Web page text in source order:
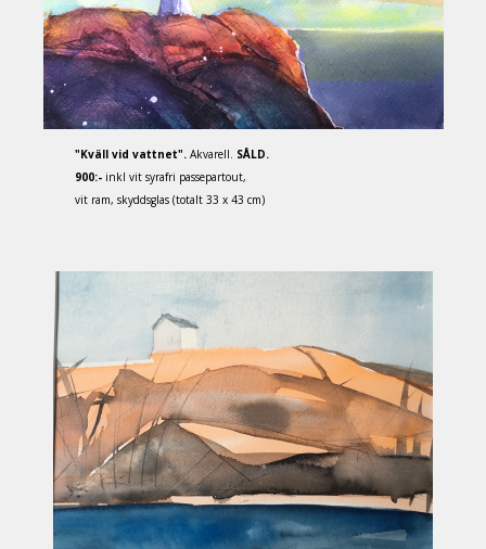
"Kväll vid vattnet". Akvarell. SÅLD.
900:- inkl vit syrafri passepartout,
vit ram, skyddsglas (totalt 33 x 43 cm)